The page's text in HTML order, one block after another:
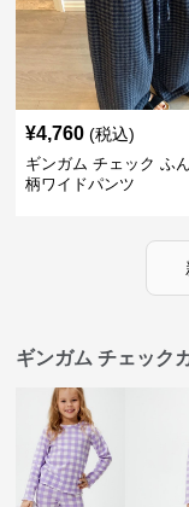
¥4,760 (税込)
ギンガム チェック ふ
柄ワイドパンツ
ギンガム チェック